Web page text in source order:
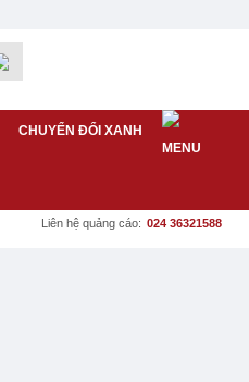
CHUYỂN ĐỔI XANH
Liên hệ quảng cáo: 024 36321588